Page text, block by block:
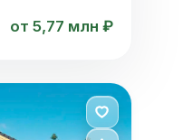
от 5,77 млн ₽